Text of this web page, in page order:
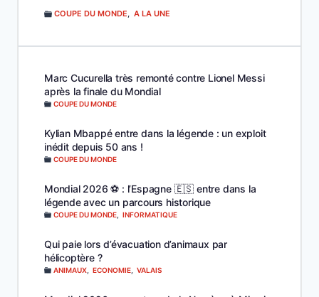
COUPE DU MONDE, A LA UNE
Marc Cucurella très remonté contre Lionel Messi
après la finale du Mondial
COUPE DU MONDE
Kylian Mbappé entre dans la légende : un exploit
inédit depuis 50 ans !
COUPE DU MONDE
Mondial 2026 ⚽️ : l’Espagne 🇪🇸 entre dans la
légende avec un parcours historique
COUPE DU MONDE INFORMATIQUE
Qui paie lors d’évacuation d’animaux par
hélicoptère ?
ANIMAUX ECONOMIE VALAIS